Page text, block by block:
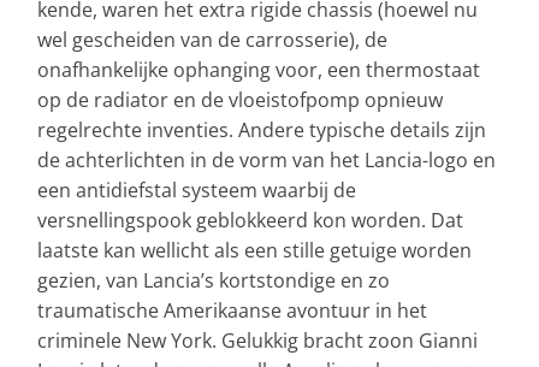
kende, waren het extra rigide chassis (hoewel nu
wel gescheiden van de carrosserie), de
onafhankelijke ophanging voor, een thermostaat
op de radiator en de vloeistofpomp opnieuw
regelrechte inventies. Andere typische details zijn
de achterlichten in de vorm van het Lancia-logo en
een antidiefstal systeem waarbij de
versnellingspook geblokkeerd kon worden. Dat
laatste kan wellicht als een stille getuige worden
gezien, van Lancia’s kortstondige en zo
traumatische Amerikaanse avontuur in het
criminele New York. Gelukkig bracht zoon Gianni